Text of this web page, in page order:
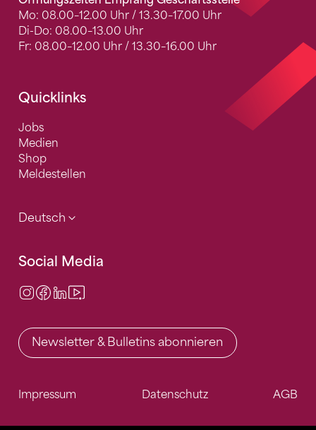
Mo: 08.00–12.00 Uhr / 13.30–17.00 Uhr
Di-Do: 08.00–13.00 Uhr
Fr: 08.00–12.00 Uhr / 13.30–16.00 Uhr
Quicklinks
Jobs
Medien
Shop
Meldestellen
Deutsch
Social Media
Instagram
Facebook
LinkedIn
Newsletter & Bulletins abonnieren
Impressum Datenschutz AGB